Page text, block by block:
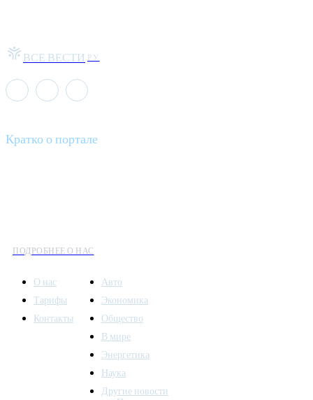
ВСЕ ВЕСТИ РУ
Кратко о портале
ПОДРОБНЕЕ О НАС
О нас
Тарифы
Контакты
Авто
Экономика
Общество
В мире
Энергетика
Наука
Другие новости